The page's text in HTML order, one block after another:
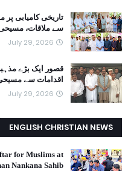
تاریخی کامیابی
سے ملاقات، مسیحی
July 29, 2026
قصور ایک بڑے
اقدامات سے
July 29, 2026
ENGLISH CHRISTIAN NEWS
for Muslims at
Nankana Sahib